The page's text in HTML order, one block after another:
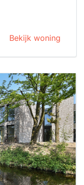
Bekijk woning